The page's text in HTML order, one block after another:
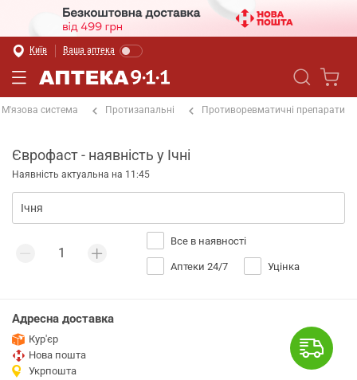
Київ Ваша аптека
М'язова система Протизапальні Противоревматичні препарати
Єврофаст - наявність у Ічні
Наявність актуальна на 11:45
Все в наявності
Аптеки 24/7 Уцінка
Адресна доставка
Кур'єр
Нова пошта
Укрпошта